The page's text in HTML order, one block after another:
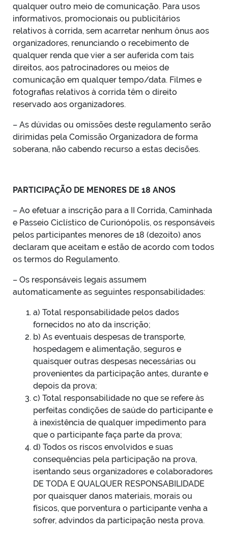
qualquer outro meio de comunicação. Para usos
informativos, promocionais ou publicitários
relativos à corrida, sem acarretar nenhum ônus aos
organizadores, renunciando o recebimento de
qualquer renda que vier a ser auferida com tais
direitos, aos patrocinadores ou meios de
comunicação em qualquer tempo/data. Filmes e
fotografias relativos à corrida têm o direito
reservado aos organizadores.
– As dúvidas ou omissões deste regulamento serão
dirimidas pela Comissão Organizadora de forma
soberana, não cabendo recurso a estas decisões.
PARTICIPAÇÃO DE MENORES DE 18 ANOS
– Ao efetuar a inscrição para a II Corrida, Caminhada
e Passeio Ciclístico de Curionópolis, os responsáveis
pelos participantes menores de 18 (dezoito) anos
declaram que aceitam e estão de acordo com todos
os termos do Regulamento.
– Os responsáveis legais assumem
automaticamente as seguintes responsabilidades:
a) Total responsabilidade pelos dados
fornecidos no ato da inscrição;
b) As eventuais despesas de transporte,
hospedagem e alimentação, seguros e
quaisquer outras despesas necessárias ou
provenientes da participação antes, durante e
depois da prova;
c) Total responsabilidade no que se refere às
perfeitas condições de saúde do participante e
à inexistência de qualquer impedimento para
que o participante faça parte da prova;
d) Todos os riscos envolvidos e suas
consequências pela participação na prova,
isentando seus organizadores e colaboradores
DE TODA E QUALQUER RESPONSABILIDADE
por quaisquer danos materiais, morais ou
físicos, que porventura o participante venha a
sofrer, advindos da participação nesta prova.